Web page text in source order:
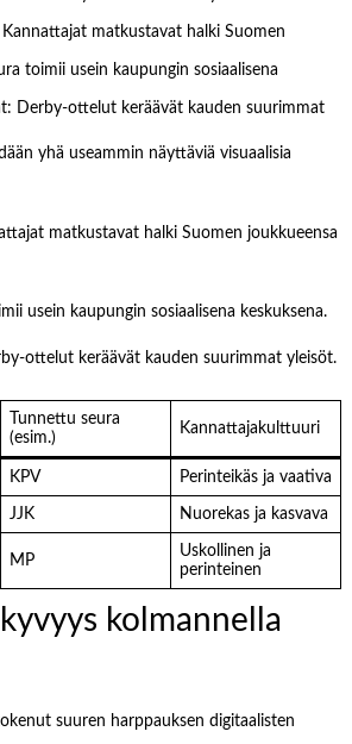
matkustavat halki Suomen
toimii usein kaupungin sosiaalisena
Derby-ottelut keräävät kauden suurimmat
yhä useammin näyttäviä visuaalisia
matkustavat halki Suomen joukkueensa
usein kaupungin sosiaalisena keskuksena.
ottelut keräävät kauden suurimmat yleisöt.
Tunnettu seura
(esim.)
Kannattajakulttuuri
KPV Perinteikäs ja vaativa
JJK Nuorekas ja kasvava
MP
Uskollinen ja
perinteinen
kolmannella
suuren harppauksen digitaalisten